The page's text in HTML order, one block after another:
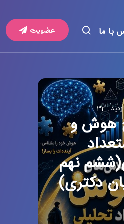
با ما عضویت
: 32
هوش و
نهم
دکتری)